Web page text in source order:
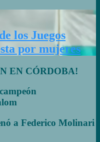
los Juegos
por mujeres
EN CÓRDOBA!
a Federico Molinari